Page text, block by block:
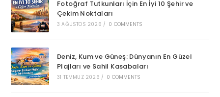
Fotoğraf Tutkunları İçin En İyi 10 Şehir ve
Çekim Noktaları
3 AĞUSTOS 2026 / 0 COMMENTS
Deniz, Kum ve Güneş: Dünyanın En Güzel
Plajları ve Sahil Kasabaları
31 TEMMUZ 2026 / 0 COMMENTS